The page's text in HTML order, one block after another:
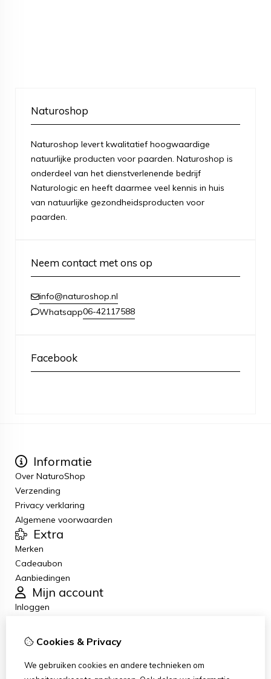
Naturoshop
Naturoshop levert kwalitatief hoogwaardige
natuurlijke producten voor paarden. Naturoshop is
onderdeel van het dienstverlenende bedrijf
Naturologic en heeft daarmee veel kennis in huis
van natuurlijke gezondheidsproducten voor
paarden.
Neem contact met ons op
info@naturoshop.nl
Whatsapp06-42117588
Facebook
Informatie
Over NaturoShop
Verzending
Privacy verklaring
Algemene voorwaarden
Extra
Merken
Cadeaubon
Aanbiedingen
Mijn account
Inloggen
Verlanglijst
Klantenservice
Cookies & Privacy
We gebruiken cookies en andere technieken om